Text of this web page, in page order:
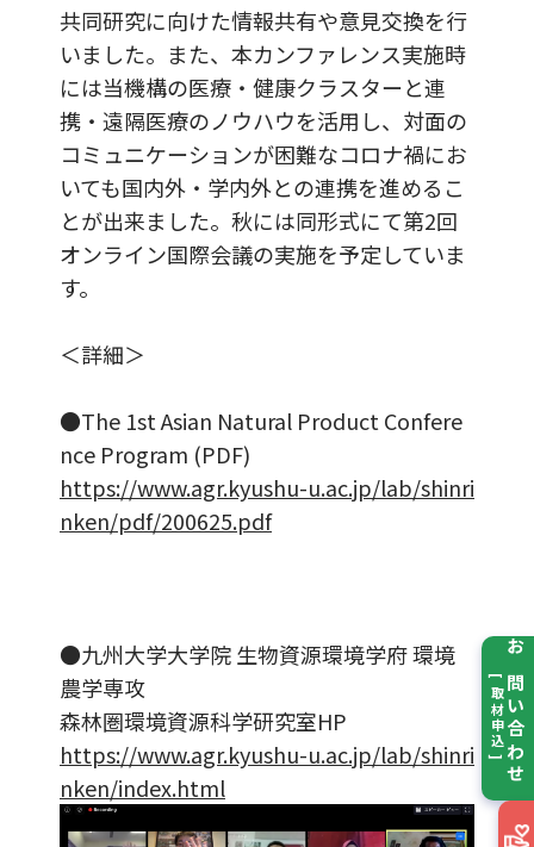
お問い合わせ
[ 取材申込 ]
共同研究に向けた情報共有や意見交換を行
いました。また、本カンファレンス実施時
には当機構の医療・健康クラスターと連
携・遠隔医療のノウハウを活用し、対面の
コミュニケーションが困難なコロナ禍にお
いても国内外・学内外との連携を進めるこ
とが出来ました。秋には同形式にて第2回
オンライン国際会議の実施を予定していま
す。
＜詳細＞
●The 1st Asian Natural Product Confere
nce Program (PDF)
https://www.agr.kyushu-u.ac.jp/lab/shinri
nken/pdf/200625.pdf
●九州大学大学院 生物資源環境学府 環境
農学専攻
森林圏環境資源科学研究室HP
https://www.agr.kyushu-u.ac.jp/lab/shinri
nken/index.html